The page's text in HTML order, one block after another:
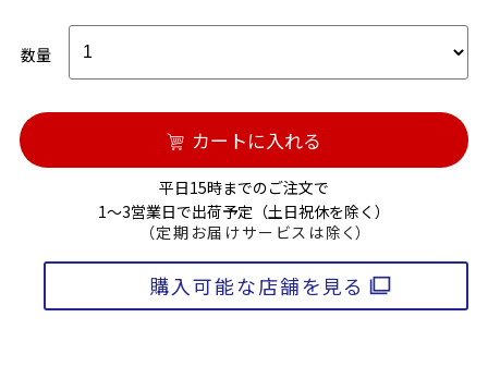
数量
カートに入れる
平日15時までのご注文で
1～3営業日で出荷予定（土日祝休を除く）
（定期お届けサービスは除く）
購入可能な店舗を見る